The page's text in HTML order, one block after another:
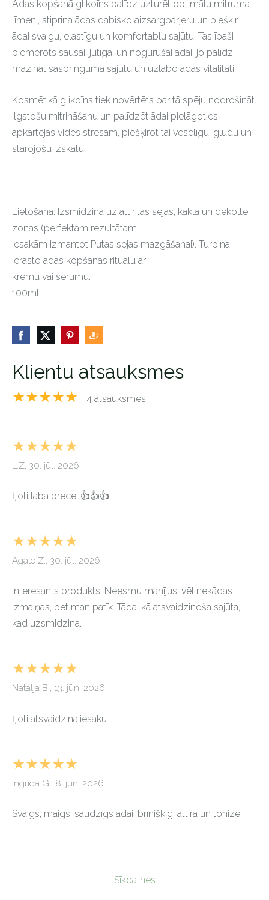
Ādas kopšanā glikoīns palīdz uzturēt optimālu mitruma
līmeni, stiprina ādas dabisko aizsargbarjeru un piešķir
ādai svaigu, elastīgu un komfortablu sajūtu. Tas īpaši
piemērots sausai, jutīgai un nogurušai ādai, jo palīdz
mazināt saspringuma sajūtu un uzlabo ādas vitalitāti.
Kosmētikā glikoīns tiek novērtēts par tā spēju nodrošināt
ilgstošu mitrināšanu un palīdzēt ādai pielāgoties
apkārtējās vides stresam, piešķirot tai veselīgu, gludu un
starojošu izskatu.
Lietošana: Izsmidzina uz attīrītas sejas, kakla un dekoltē
zonas (perfektam rezultātam
iesakām izmantot Putas sejas mazgāšanai). Turpina
ierasto ādas kopšanas rituālu ar
krēmu vai serumu.
100ml
Klientu atsauksmes
★★★★★ 4 atsauksmes
★★★★★
L.Z, 30. jūl. 2026
Ļoti laba prece. 👍👍👍
★★★★★
Agate Z., 30. jūl. 2026
Interesants produkts. Neesmu manījusi vēl nekādas
izmaiņas, bet man patīk. Tāda, kā atsvaidzinoša sajūta,
kad uzsmidzina.
★★★★★
Natalja B., 13. jūn. 2026
Ļoti atsvaidzina,iesaku
★★★★★
Ingrida G., 8. jūn. 2026
Svaigs, maigs, saudzīgs ādai, brīnišķīgi attīra un tonizē!
Sīkdatnes